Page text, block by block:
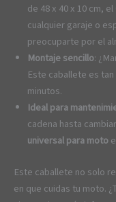
de 48 x 40 x 10 cm, el
cualquier garaje o
preocuparte por el
Montaje sencillo:
Este caballete es
minutos.
Ideal para
cadena hasta
universal para moto
Este caballete no solo
en que cuidas tu moto.